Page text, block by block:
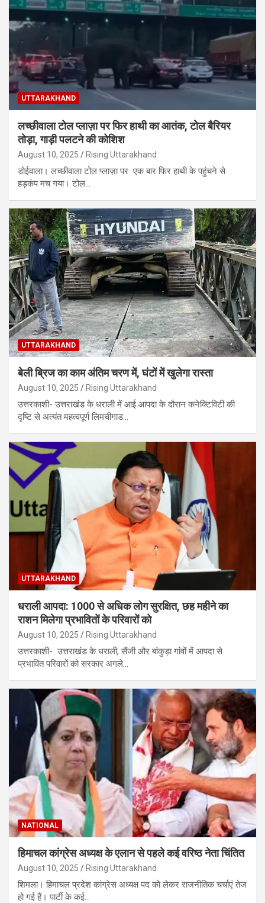
UTTARAKHAND
लच्छीवाला टोल प्लाज़ा पर फिर हाथी का आतंक, टोल बैरियर
तोड़ा, गाड़ी पलटने की कोशिश
August 10, 2025 Rising Uttarakhand
डोईवाला। लच्छीवाला टोल प्लाज़ा पर एक बार फिर हाथी के पहुंचने से
हड़कंप मच गया। टोल…
UTTARAKHAND
बेली ब्रिज का काम अंतिम चरण में, घंटों में खुलेगा रास्ता
August 10, 2025 Rising Uttarakhand
उत्तरकाशी- उत्तराखंड के धराली में आई आपदा के दौरान कनेक्टिविटी की
दृष्टि से अत्यंत महत्वपूर्ण लिमचीगाड…
UTTARAKHAND
धराली आपदा: 1000 से अधिक लोग सुरक्षित, छह महीने का
राशन मिलेगा प्रभावितों के परिवारों को
August 10, 2025 Rising Uttarakhand
उत्तरकाशी- उत्तराखंड के धराली, सैंजी और बांकुड़ा गांवों में आपदा से
प्रभावित परिवारों को सरकार अगले…
NATIONAL
हिमाचल कांग्रेस अध्यक्ष के एलान से पहले कई वरिष्ठ नेता चिंतित
August 10, 2025 Rising Uttarakhand
शिमला। हिमाचल प्रदेश कांग्रेस अध्यक्ष पद को लेकर राजनीतिक चर्चाएं तेज
हो गई हैं। पार्टी के कई…